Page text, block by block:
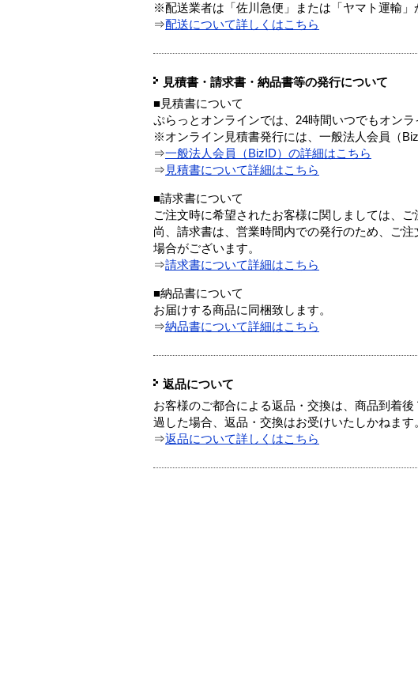
※配送業者は「佐川急便」または「ヤマト運輸」
⇒配送について詳しくはこちら
見積書・請求書・納品書等の発行について
■見積書について
ぷらっとオンラインでは、24時間いつでもオン
※オンライン見積書発行には、一般法人会員（
⇒一般法人会員（BizID）の詳細はこちら
⇒ 見積書について詳細はこちら
■請求書について
ご注文時に希望されたお客様に関しましては、ご
尚、請求書は、営業時間内での発行のため、ご
場合がございます。
⇒請求書について詳細はこちら
■納品書について
お届けする商品に同梱致します。
⇒納品書について詳細はこちら
返品について
お客様のご都合による返品・交換は、商品到着
過した場合、返品・交換はお受けいたしかねます
⇒返品について詳しくはこちら